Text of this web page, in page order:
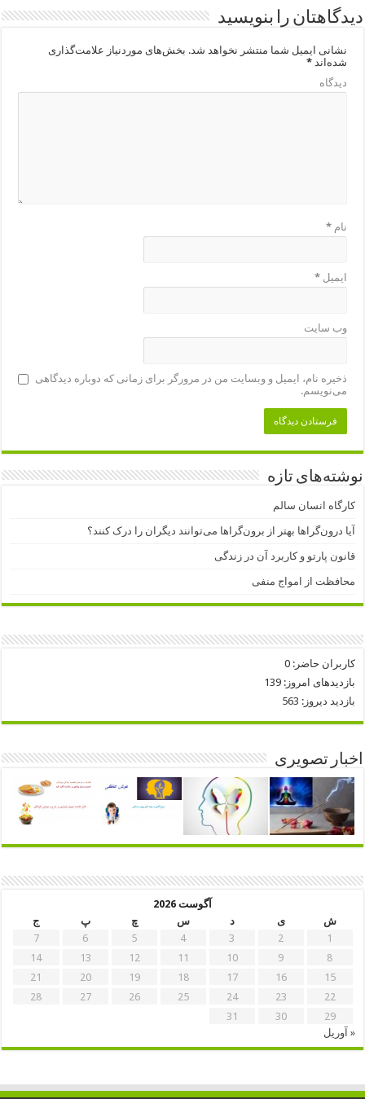
دیدگاهتان را بنویسید
نشانی ایمیل شما منتشر نخواهد شد. بخش‌های موردنیاز علامت‌گذاری
شده‌اند*
دیدگاه
نام*
ایمیل*
وب‌ سایت
ذخیره نام، ایمیل و وبسایت من در مرورگر برای زمانی که دوباره دیدگاهی
می‌نویسم.
نوشته‌های تازه
کارگاه انسان سالم
آیا درون‌گراها بهتر از برون‌گراها می‌توانند دیگران را درک کنند؟
قانون پارتو و کاربرد آن در زندگی
محافظت از امواج منفی
کاربران حاضر:0
بازدیدهای امروز:139
بازدید دیروز: 563
اخبار تصویری
آگوست 2026
ش
ی د س چ پ
ج
1
2
3
4
5
6
7
8
9
10
11
12
13
14
15
16
17
18
19
20
21
22
23
24
25
26
27
28
29
30
31
« آوریل